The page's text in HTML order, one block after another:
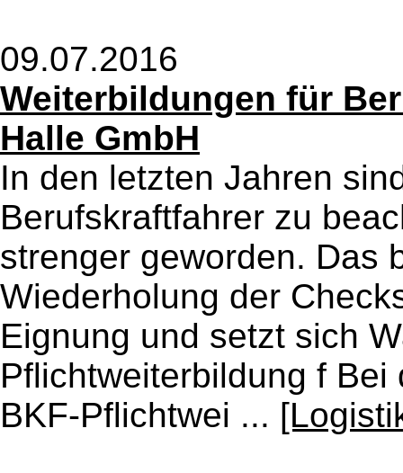
09.07.2016
Weiterbildungen für
Halle GmbH
In den letzten Jahren
Berufskraftfahrer zu
strenger geworden. Das
Wiederholung der
Eignung und setzt sich
Pflichtweiterbildung f
BKF-Pflichtwei ...